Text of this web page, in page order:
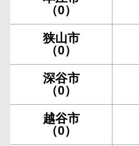
（0）
狭山市
（0）
深谷市
（0）
越谷市
（0）